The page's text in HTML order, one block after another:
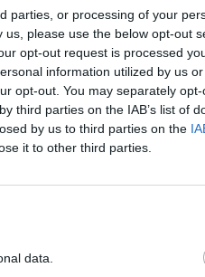
parties, or processing of your
please use the below opt-out
opt-out request is processed
information utilized by us
opt-out. You may separately
third parties on the IAB’s list of
by us to third parties on the
it to other third parties.
data.
A
pensato
o
ma a casa
di poter
investendo in
Invece,
perché
è quella che